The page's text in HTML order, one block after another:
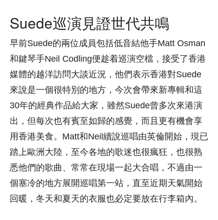
Suede巡演見證世代共鳴
早前Suede的兩位成員包括低音結他手Matt Osman
和鍵琴手Neil Codling便趁着巡演空檔，接受了香港
媒體的越洋訪問大談近況，他們表示香港對Suede
來說是一個很特別的地方，今次會帶來新專輯和這
30年的經典作品給大家，雖然Suede曾多次來港演
出，但每次也有賓至如歸的感覺，而且更有機會享
用香港美食。Matt和Neil續說巡唱由英倫開始，現已
踏上歐洲大陸，至今各地的歌迷也很瘋狂，也很熟
悉他們的歌曲、常常在現場一起大合唱，不過由一
個塞冷的地方展開巡唱第一站，直至近期天氣開始
回暖，冬天和夏天的衣服也必定要放在行李箱內。